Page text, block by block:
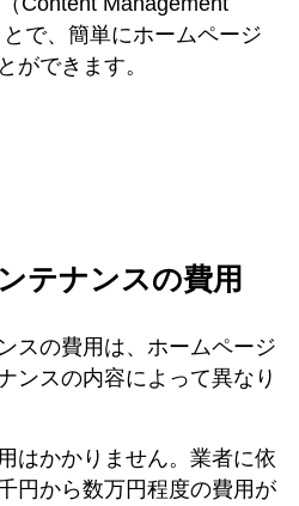
で、簡単にホームページ
ができます。
テナンスの費用
スの費用は、ホームページ
ンスの内容によって異なり
はかかりません。業者に依
円から数万円程度の費用が